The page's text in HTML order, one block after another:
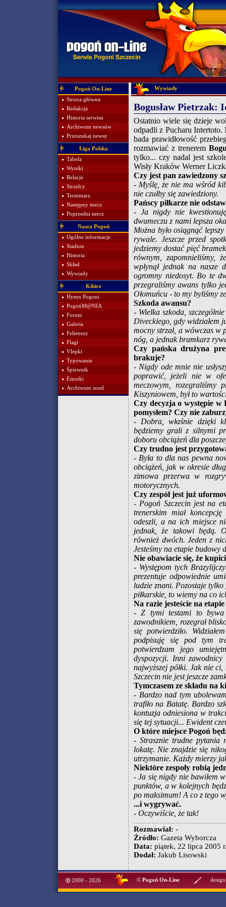
Pogoń On-Line
Strona główna
Redakcja
Historia serwisu
Archiwum newsów
Przeszukaj newsy
Liga Polska
Tabela
Wyniki
Relacje
Strzelcy
Terminarz
Następny mecz
Poprzedni mecz
Nasza Pogoń
Ogólne informacje
Stadion
Historia
Skład
Wywiady
Kibice
Hymn Pogoni
PogońM@NIA
Forum
Galeria
Felietony
Flagi
Vlepki
Typowanie
Śpiewnik
Emotki
Archiwum sond
Wywiady
Bogusław Pietrzak:
Ostatnio wiele się dzieje
odpadli z Pucharu
bada prawidłowość
rozmawiać z trenerem
tylko... czy nadal jest
Wisły Kraków Werner
Czy jest pan zawiedzony
- Myślę, że nie ma wśród
nie czułby się zawiedziony.
Pańscy piłkarze nie
- Ja nigdy nie
dwumeczu z nami lepsza
Można było osiągnąć
rywale. Jeszcze przed
jedziemy dostać pięć
równym, zapomnieliśmy,
wpłynął jednak na nasze
ogromny niedosyt. Bo te
przegraliśmy awans tylko
Ołomuńcu - to my byliśmy
Szkoda awansu?
- Wielka szkoda,
Diveckiego, gdy widziałem
mocny strzał, a wówczas w
nóg, a jednak bramkarz
Czy pańska drużyna
brakuje?
- Nigdy ode mnie nie
poprawić, jeżeli nie w
meczowym,
Kiszyniowem, był to
Czy decyzja o występie
pomysłem? Czy nie
- Dobra, właśnie dzięki
będziemy grali z silnymi
doboru obciążeń dla
Czy trudno jest
- Była to dla nas pewna
obciążeń, jak w okresie
zimowa przerwa w
motorycznych.
Czy zespół jest już
- Pogoń Szczecin jest na
trenerskim miał
odeszli, a na ich miejsce
jednak, że takowi będą.
również dwóch. Jeden z
Jesteśmy na etapie budowy
Nie obawiacie się, że
- Występom tych
prezentuje odpowiednie
ludzie znani. Pozostaje
piłkarskie, to wiemy na co
Na razie jesteście na
- Z tymi testami to bywa
zawodnikiem, rozegrał
się potwierdziło.
podpisuję się pod tym
potwierdzam jego
dyspozycji. Inni
najwyższej półki. Jak nie
Szczecin nie jest jeszcze
Tymczasem ze składu na
- Bardzo nad tym
trafiło na Batatę. Bardzo
kontuzja odniesiona w
się tej sytuacji... Ewident
O które miejsce Pogoń
- Strasznie trudne pytania
lokatę. Nie znajdzie się
utrzymanie. Każdy mierzy
Niektóre zespoły robią
- Ja się nigdy nie bawiłem
punktów, a w kolejnych
po maksimum! A co z tego
...i wygrywać.
- Oczywiście, że tak!
Rozmawiał: -
Źródło: Gazeta Wyborcza
Data: piątek, 22 lipca 2005
Dodał: Jakub Lisowski
2000 - 2026 © Pogoń On-Line